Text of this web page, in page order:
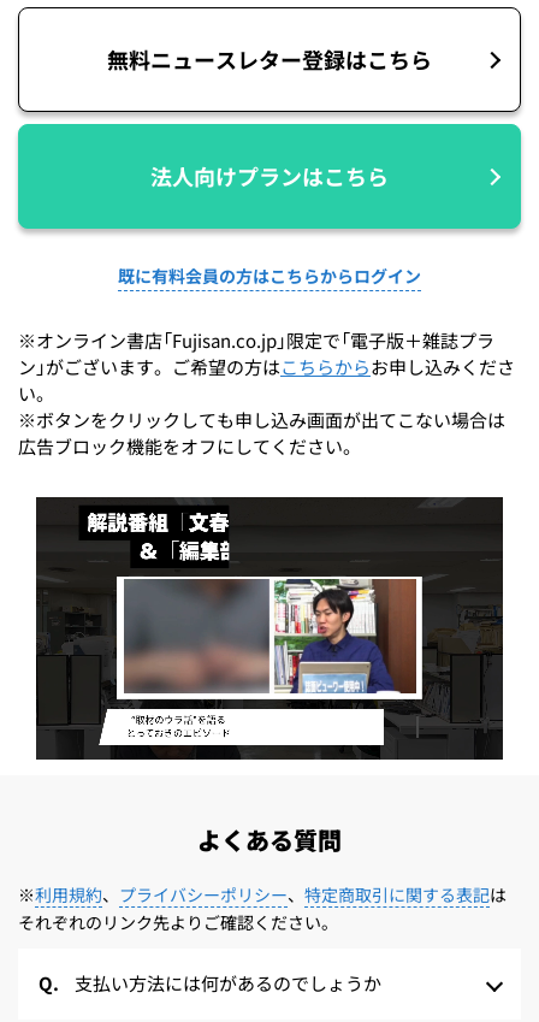
無料ニュースレター登録はこちら
法人向けプランはこちら
既に有料会員の方はこちらからログイン
※オンライン書店「Fujisan.co.jp」限定で「電子版＋雑誌プラ
ン」がございます。ご希望の方はこちらからお申し込みくださ
い。
※ボタンをクリックしても申し込み画面が出てこない場合は
広告ブロック機能をオフにしてください。
よくある質問
※利用規約、 プライバシーポリシー、 特定商取引に関する表記は
それぞれのリンク先よりご確認ください。
支払い方法には何があるのでしょうか